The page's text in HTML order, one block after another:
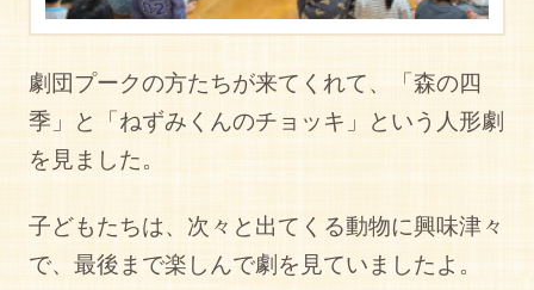
劇団プークの方たちが来てくれて、「森の四
季」と「ねずみくんのチョッキ」という人形劇
を見ました。
子どもたちは、次々と出てくる動物に興味津々
で、最後まで楽しんで劇を見ていましたよ。